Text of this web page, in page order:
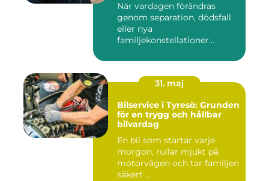
När vardagen förändras
genom separation, dödsfall
eller nya
familjekonstellationer
31. maj
Bilservice i Tyresö: Grunden
för en trygg och hållbar
bilvardag
En bil som startar varje
morgon, rullar mjukt på
motorvägen och tar familjen
säkert ...